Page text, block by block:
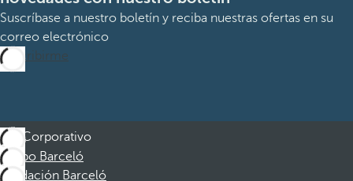
Suscríbase a nuestro boletín y reciba nuestras ofertas en su
correo electrónico
Suscribirme
Corporativo
Grupo Barceló
Fundación Barceló